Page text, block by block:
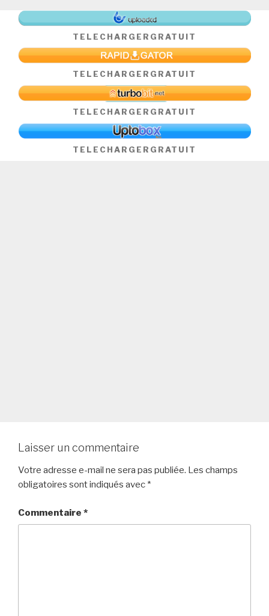
TELECHARGER GRATUIT
TELECHARGER GRATUIT
TELECHARGER GRATUIT
TELECHARGER GRATUIT
Laisser un commentaire
Votre adresse e-mail ne sera pas publiée. Les champs
obligatoires sont indiqués avec *
Commentaire *